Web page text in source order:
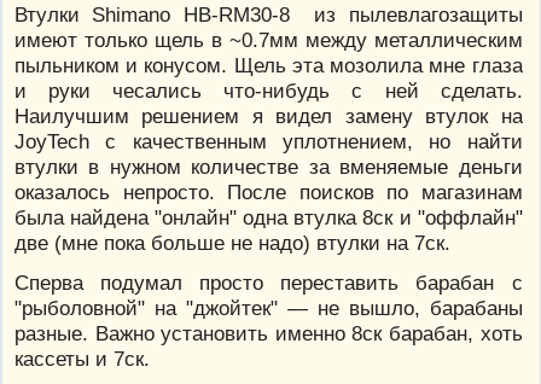
Втулки Shimano HB-RM30-8 из пылевлагозащиты
имеют только щель в ~0.7мм между металлическим
пыльником и конусом. Щель эта мозолила мне глаза
и руки чесались что-нибудь с ней сделать.
Наилучшим решением я видел замену втулок на
JoyTech с качественным уплотнением, но найти
втулки в нужном количестве за вменяемые деньги
оказалось непросто. После поисков по магазинам
была найдена "онлайн" одна втулка 8ск и "оффлайн"
две (мне пока больше не надо) втулки на 7ск.
Сперва подумал просто переставить барабан с
"рыболовной" на "джойтек" — не вышло, барабаны
разные. Важно установить именно 8ск барабан, хоть
кассеты и 7ск.